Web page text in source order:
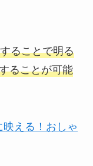
ることで明る
ることが可能
える！おしゃ